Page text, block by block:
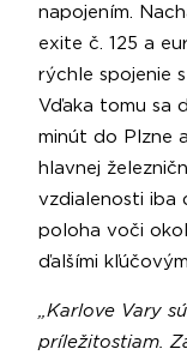
napojením.
exite č. 125 a
rýchle spojenie
Vďaka tomu sa
minút do Plzne
hlavnej
vzdialenosti iba
poloha voči
ďalšími
„Karlove Vary
príležitostiam.